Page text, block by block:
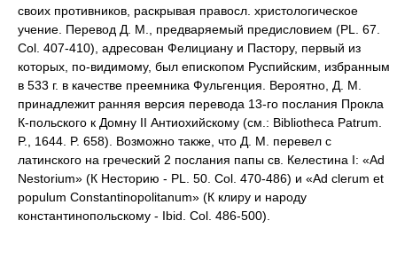
своих противников, раскрывая правосл. христологическое
учение. Перевод Д. М., предваряемый предисловием (PL. 67.
Col. 407-410), адресован Фелициану и Пастору, первый из
которых, по-видимому, был епископом Руспийским, избранным
в 533 г. в качестве преемника Фульгенция. Вероятно, Д. М.
принадлежит ранняя версия перевода 13-го послания Прокла
К-польского к Домну II Антиохийскому (см.: Bibliotheca Patrum.
P., 1644. P. 658). Возможно также, что Д. М. перевел с
латинского на греческий 2 послания папы св. Келестина I: «Ad
Nestorium» (К Несторию - PL. 50. Col. 470-486) и «Ad clerum et
populum Constantinopolitanum» (К клиру и народу
константинопольскому - Ibid. Col. 486-500).